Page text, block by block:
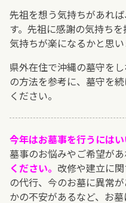
先祖を想う気持ちがあれ
す。先祖に感謝の気持ちを
気持ちが楽になるかと思い
県外在住で沖縄の墓守を
の方法を参考に、墓守を
ください。
今年はお墓事を行うにはい
墓事のお悩みやご希望が
ください。 改修や建立に
の代行、今のお墓に異常
かの不安があるなど、お